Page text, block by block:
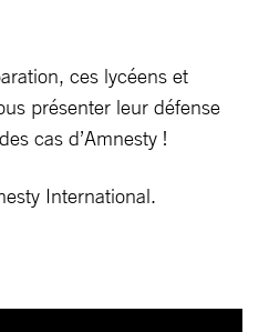
ces lycéens et
présenter leur défense
cas d’Amnesty !
International.